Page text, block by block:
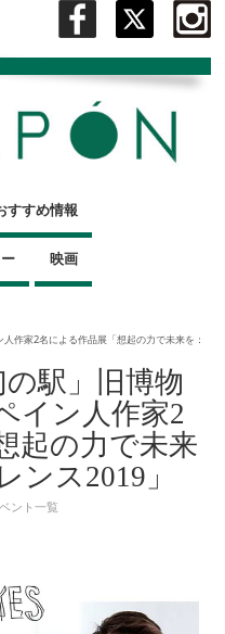
すすめ情報
映画
作家2名による作品展「想起の力で未来を：
の駅」旧博物
イン人作家2
起の力で未来
ンス2019」
ント一覧